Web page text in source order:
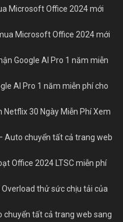
Microsoft Office 2024 mới
Microsoft Office 2024 mới
Google AI Pro 1 năm miễn
AI Pro 1 năm miễn phí cho
Netflix 30 Ngày Miễn Phí Xem
Auto chuyển tất cả trang web
Office 2024 LTSC miễn phí
Overload thử sức chịu tải của
chuyển tất cả trang web sang